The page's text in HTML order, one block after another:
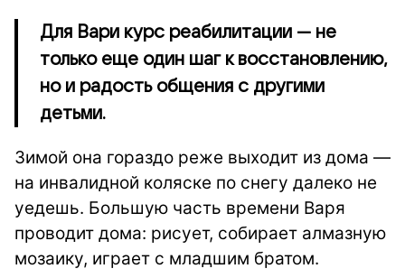
Для Вари курс реабилитации — не
только еще один шаг к восстановлению,
но и радость общения с другими
детьми.
Зимой она гораздо реже выходит из дома —
на инвалидной коляске по снегу далеко не
уедешь. Большую часть времени Варя
проводит дома: рисует, собирает алмазную
мозаику, играет с младшим братом.